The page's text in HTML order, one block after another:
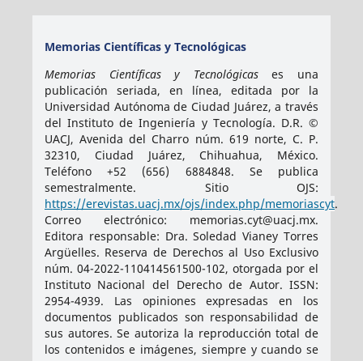
Memorias Científicas y Tecnológicas
Memorias Científicas y Tecnológicases una
publicación seriada, en línea, editada por la
Universidad Autónoma de Ciudad Juárez, a través
del Instituto de Ingeniería y Tecnología. D.R. ©
UACJ, Avenida del Charro núm. 619 norte, C. P.
32310, Ciudad Juárez, Chihuahua, México.
Teléfono +52 (656) 6884848. Se publica
semestralmente. Sitio OJS:
https://erevistas.uacj.mx/ojs/index.php/memoriascyt.
Correo electrónico: memorias.cyt@uacj.mx.
Editora responsable: Dra. Soledad Vianey Torres
Argüelles. Reserva de Derechos al Uso Exclusivo
núm. 04-2022-110414561500-102, otorgada por el
Instituto Nacional del Derecho de Autor. ISSN:
2954-4939. Las opiniones expresadas en los
documentos publicados son responsabilidad de
sus autores. Se autoriza la reproducción total de
los contenidos e imágenes, siempre y cuando se